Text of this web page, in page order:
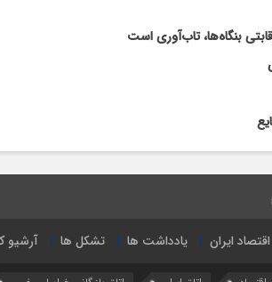
بنگاه‌ها، تاب‌آوری است
اقتصاد ایران یادداشت ها تشکل ها آرشیو